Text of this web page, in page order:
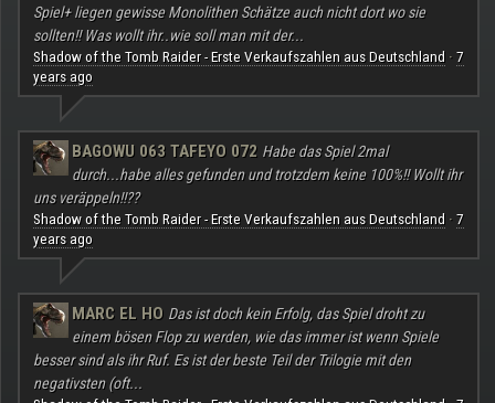
Spiel+ liegen gewisse Monolithen Schätze auch nicht dort wo sie
sollten!! Was wollt ihr..wie soll man mit der...
Shadow of the Tomb Raider - Erste Verkaufszahlen aus Deutschland · 7
years ago
BAGOWU 063 TAFEYO 072 Habe das Spiel 2mal
durch...habe alles gefunden und trotzdem keine 100%!! Wollt ihr
uns veräppeln!!??
Shadow of the Tomb Raider - Erste Verkaufszahlen aus Deutschland · 7
years ago
MARC EL HO Das ist doch kein Erfolg, das Spiel droht zu
einem bösen Flop zu werden, wie das immer ist wenn Spiele
besser sind als ihr Ruf. Es ist der beste Teil der Trilogie mit den
negativsten (oft...